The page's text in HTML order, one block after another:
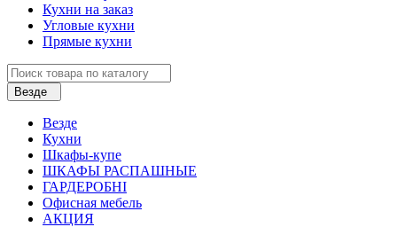
Кухни на заказ
Угловые кухни
Прямые кухни
Везде
Везде
Кухни
Шкафы-купе
ШКАФЫ РАСПАШНЫЕ
ГАРДЕРОБНІ
Офисная мебель
АКЦИЯ